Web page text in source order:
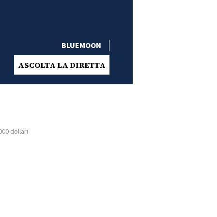
BLUEMOON
ASCOLTA LA DIRETTA
dollari